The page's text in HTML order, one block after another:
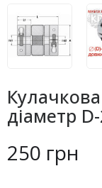
діаметр
250 грн